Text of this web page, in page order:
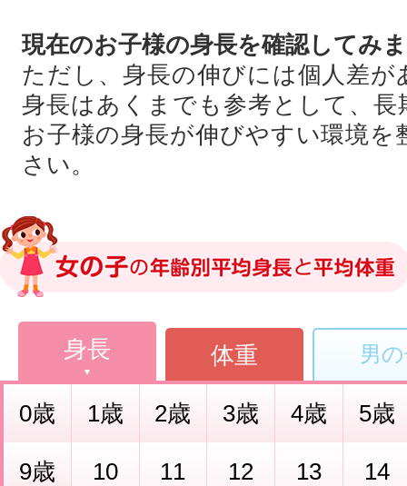
現在のお子様の身長を確認してみ
ただし、身長の伸びには個人差が
身長はあくまでも参考として、長
お子様の身長が伸びやすい環境を
さい。
身長 体重 男
0歳 1歳 2歳 3歳 4歳 5歳
9歳
10
11
12
13
14